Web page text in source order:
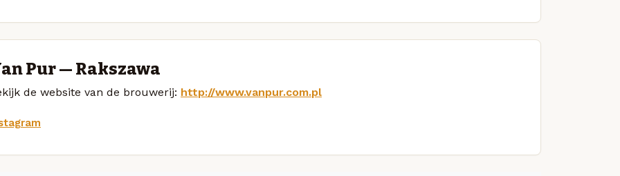
Pur — Rakszawa
de website van de brouwerij: http://www.vanpur.com.pl